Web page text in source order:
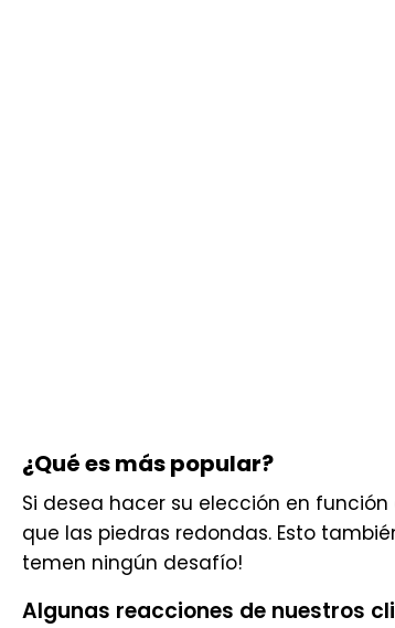
¿Qué es más popular?
Si desea hacer su elección en
que las piedras redondas. Esto
temen ningún desafío!
Algunas reacciones de nuestros